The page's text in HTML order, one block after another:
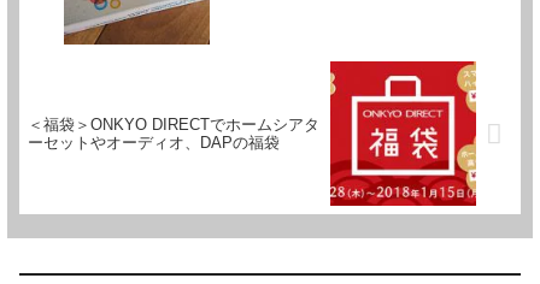
＜福袋＞ONKYO DIRECTでホームシアタ
ーセットやオーディオ、DAPの福袋